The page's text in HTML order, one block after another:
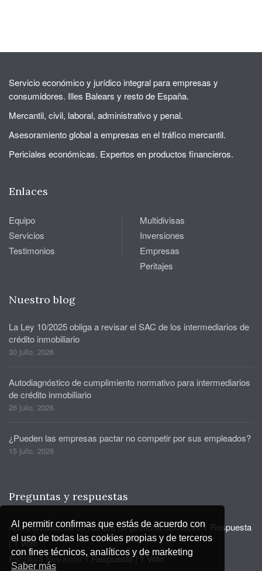
Al permitir confirmas que estás de acuerdo con
el uso de todas las cookies propias y de terceros
con fines técnicos, analíticos y de marketing
Saber más
Servicio económico y jurídico integral para empresas y
consumidores. Illes Balears y resto de España.
Mercantil, civil, laboral, administrativo y penal.
Asesoramiento global a empresas en el tráfico mercantil.
Periciales económicas. Expertos en productos financieros.
Enlaces
Equipo
Servicios
Testimonios
Multidivisas
Inversiones
Empresas
Peritajes
Nuestro blog
La Ley 10/2025 obliga a revisar el SAC de los intermediarios de
crédito inmobiliario
30 julio, 2026
Autodiagnóstico de cumplimiento normativo para intermediarios
de crédito inmobiliario
26 julio, 2026
¿Pueden las empresas pactar no competir por sus empleados?
15 julio, 2026
Preguntas y respuestas
Administrador de un ICI que no gestiona hipotecas 1 Respuesta
|1 Voto
Escritura Novación1 Respuesta| 1 Voto